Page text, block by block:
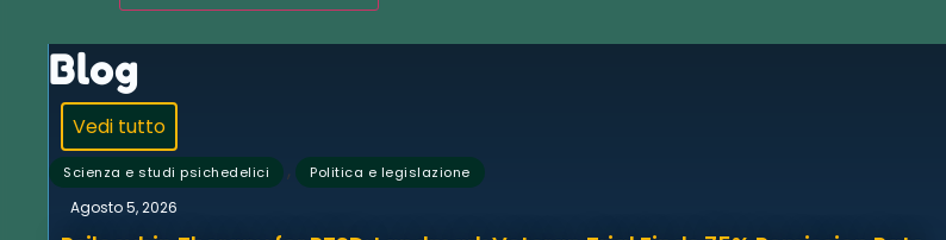
Blog
Vedi tutto
Scienza e studi psichedelici , Politica e legislazione
Agosto 5, 2026